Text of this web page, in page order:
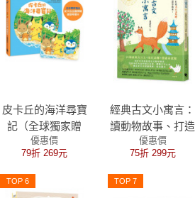
皮卡丘的海洋尋寶
記（全球獨家贈
品：皮卡丘出發探
險造型明信片）
優惠價
79折 269元
經典古文小寓言：
讀動物故事、打造
文言文基礎、閱讀
素養題全部學起
來！（高詩佳老師
作品）
優惠價
75折 299元
TOP 6 TOP 7